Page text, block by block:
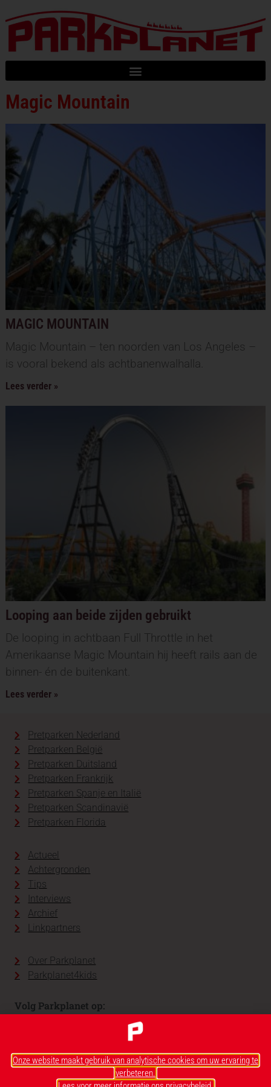
Magic Mountain
MAGIC MOUNTAIN
Magic Mountain – ten noorden van Los Angeles –
is vooral bekend als achtbanenwalhalla.
Lees verder »
Looping aan beide zijden gebruikt
De looping in achtbaan Full Throttle in het
Amerikaanse Magic Mountain hij heeft rails aan de
binnen- én de buitenkant.
Lees verder »
Pretparken Nederland
Pretparken België
Pretparken Duitsland
Pretparken Frankrijk
Pretparken Spanje en Italië
Pretparken Scandinavië
Pretparken Florida
Actueel
Achtergronden
Tips
Interviews
Archief
Linkpartners
Over Parkplanet
Parkplanet4kids
Volg Parkplanet op:
Onze website maakt gebruik van analytische cookies om uw ervaring te
verbeteren.